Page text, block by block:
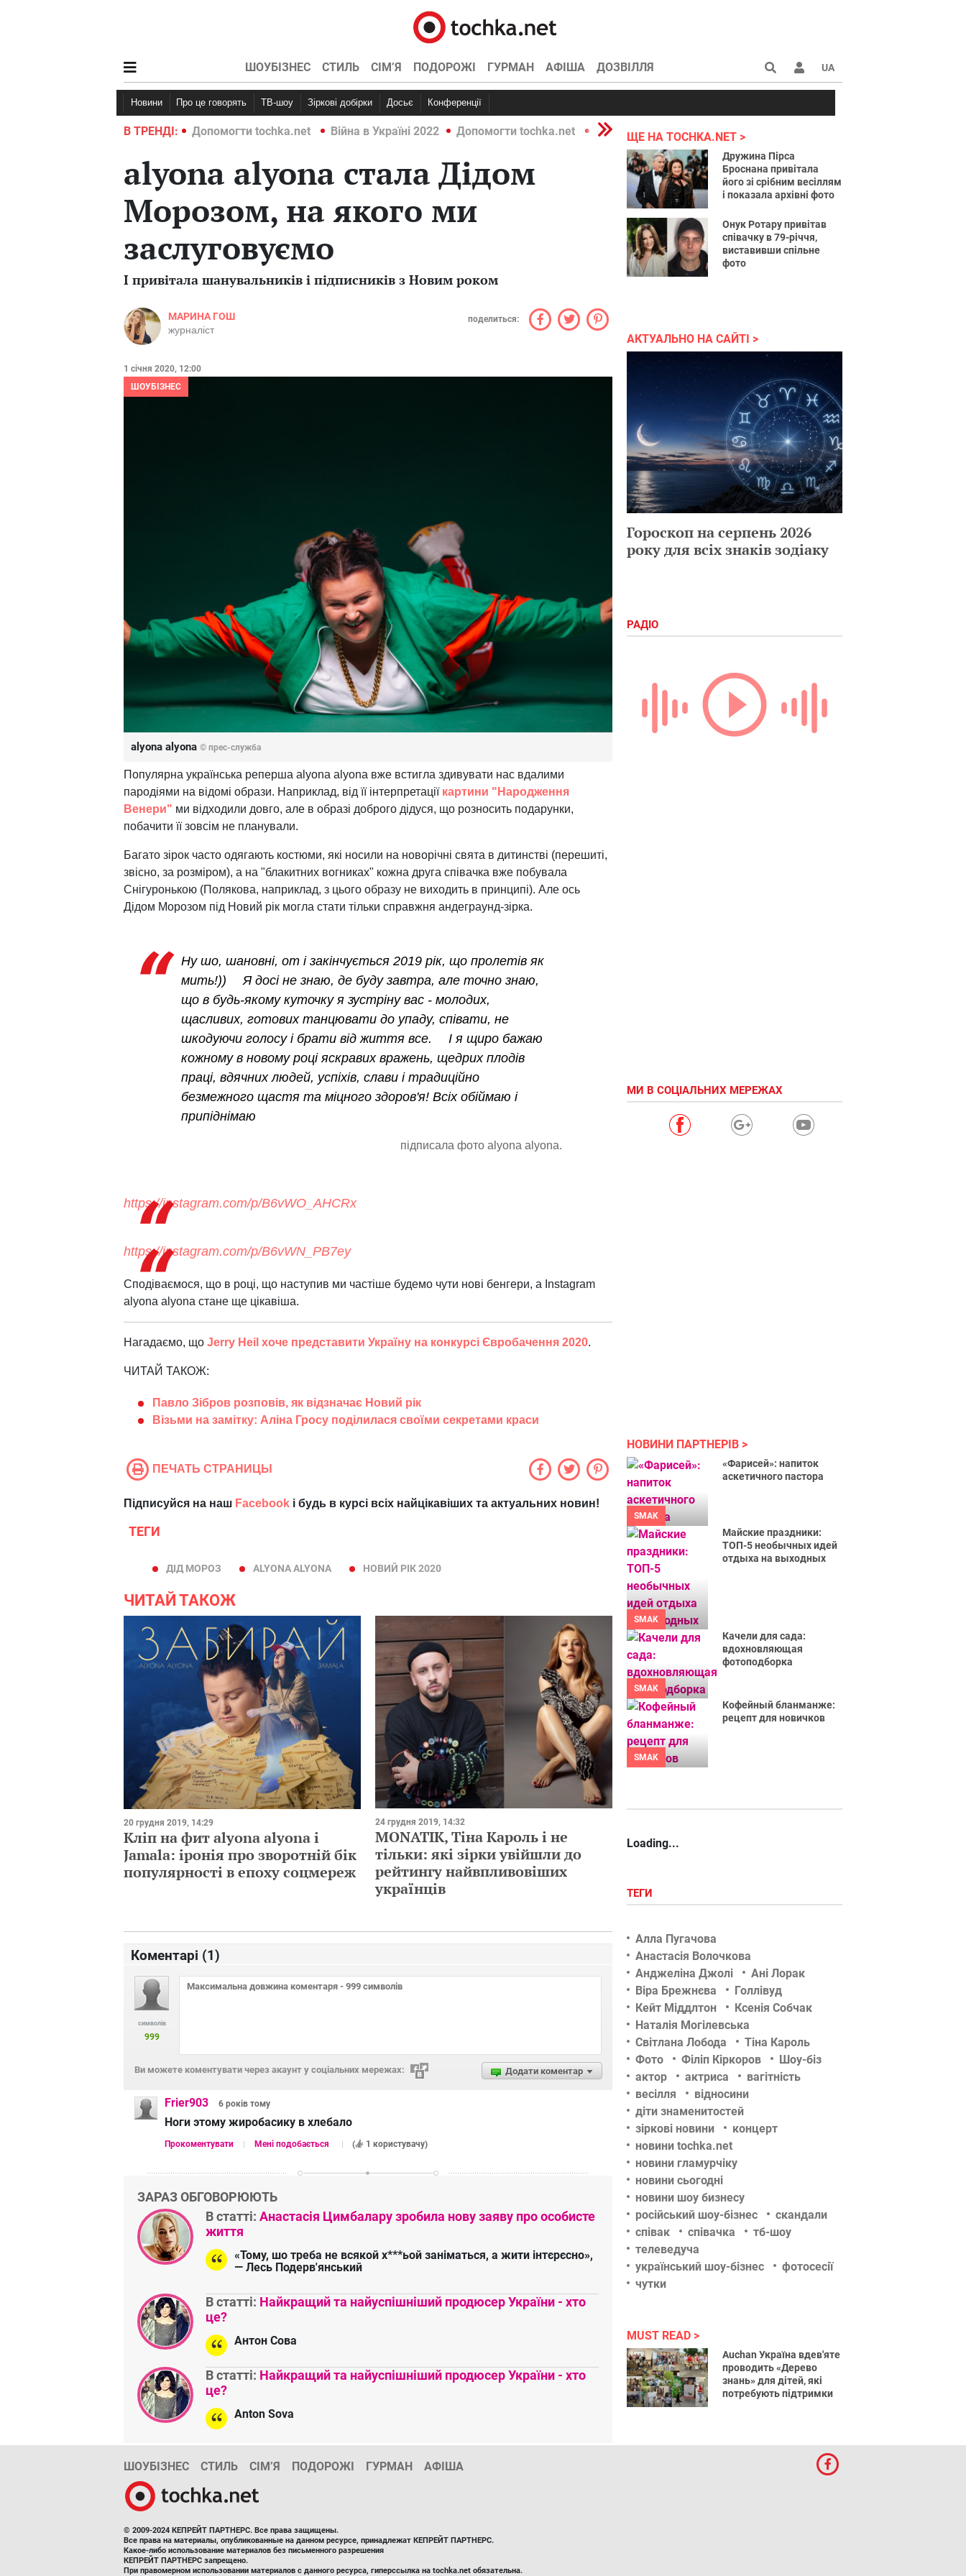
ШОУБІЗНЕС СТИЛЬ СІМ’Я ПОДОРОЖІ ГУРМАН АФІША ДОЗВІЛЛЯ UA
Новини Про це говорять ТВ-шоу Зіркові добірки Досьє Конференції
В ТРЕНДІ:
Війна в Україні 2022 Допомогти tochka.net Війна в Україні 2022 Допомогти tochka.net Війна в Україні 2022
alyona alyona стала Дідом
Морозом, на якого ми
заслуговуємо
І привітала шанувальників і підписників з Новим роком
МАРИНА ГОШ
журналіст
поделиться:
1 січня 2020, 12:00
ШОУБІЗНЕС
alyona alyona © прес-служба
Популярна українська реперша alyona alyona вже встигла здивувати нас вдалими
пародіями на відомі образи. Наприклад, від її інтерпретації картини "Народження
Венери" ми відходили довго, але в образі доброго дідуся, що розносить подарунки,
побачити її зовсім не планували.
Багато зірок часто одягають костюми, які носили на новорічні свята в дитинстві (перешиті,
звісно, за розміром), а на "блакитних вогниках" кожна друга співачка вже побувала
Снігуронькою (Полякова, наприклад, з цього образу не виходить в принципі). Але ось
Дідом Морозом під Новий рік могла стати тільки справжня андеграунд-зірка.
Ну шо, шановні, от і закiнчується 2019 рiк, що пролетiв як
мить!)) ⠀ Я досi не знаю, де буду завтра, але точно знаю,
що в будь-якому куточку я зустрiну вас - молодих,
щасливих, готових танцювати до упаду, спiвати, не
шкодуючи голосу і брати вiд життя все. ⠀ I я щиро бажаю
кожному в новому році яскравих вражень, щедрих плодiв
працi, вдячних людей, успiхiв, слави i традицiйно
безмежного щастя та мiцного здоров'я! Всiх обiймаю і
припіднімаю
підписала фото alyona alyona.
https://instagram.com/p/B6vWO_AHCRx
https://instagram.com/p/B6vWN_PB7ey
Сподіваємося, що в році, що наступив ми частіше будемо чути нові бенгери, а Instagram
alyona alyona стане ще цікавіша.
Нагадаємо, що Jerry Heil хоче представити Україну на конкурсі Євробачення 2020.
ЧИТАЙ ТАКОЖ:
Павло Зібров розповів, як відзначає Новий рік
Візьми на замітку: Аліна Гросу поділилася своїми секретами краси
ПЕЧАТЬ СТРАНИЦЫ
Підписуйся на наш Facebook і будь в курсі всіх найцікавіших та актуальних новин!
ТЕГИ
ДІД МОРОЗ ALYONA ALYONA НОВИЙ РІК 2020
ЧИТАЙ ТАКОЖ
20 грудня 2019, 14:29
Кліп на фит alyona alyona і
Jamala: іронія про зворотній бік
популярності в епоху соцмереж
24 грудня 2019, 14:32
MONATIK, Тіна Кароль і не
тільки: які зірки увійшли до
рейтингу найвпливовіших
українців
Коментарі (1)
символів
999
Додати коментар
Ви можете коментувати через акаунт у соціальних мережах:
Frier903 6 років тому
Ноги этому жиробасику в хлебало
Прокоментувати Мені подобається ( 1 користувачу)
ЗАРАЗ ОБГОВОРЮЮТЬ
В статті: Анастасія Цимбалару зробила нову заяву про особисте
життя
«Тому, шо треба не всякой х***ьой заніматься, а жити інтєрєсно»,
— Лесь Подерв'янський
В статті: Найкращий та найуспішніший продюсер України - хто
це?
Антон Сова
В статті: Найкращий та найуспішніший продюсер України - хто
це?
Anton Sova
ЩЕ НА TOCHKA.NET
Дружина Пірса
Броснана привітала
його зі срібним весіллям
і показала архівні фото
Онук Ротару привітав
співачку в 79-річчя,
виставивши спільне
фото
АКТУАЛЬНО НА САЙТІ
Гороскоп на серпень 2026
року для всіх знаків зодіаку
РАДІО
МИ В СОЦІАЛЬНИХ МЕРЕЖАХ
НОВИНИ ПАРТНЕРІВ
SMAK
«Фарисей»: напиток
аскетичного пастора
SMAK
Майские праздники:
ТОП-5 необычных идей
отдыха на выходных
SMAK
Качели для сада:
вдохновляющая
фотоподборка
SMAK
Кофейный бланманже:
рецепт для новичков
Loading...
ТЕГИ
Алла Пугачова
Анастасія Волочкова
Анджеліна Джолі
Ані Лорак
Віра Брежнєва
Голлівуд
Кейт Міддлтон
Ксенія Собчак
Наталія Могілевська
Світлана Лобода
Тіна Кароль
Фото
Філіп Кіркоров
Шоу-біз
актор
актриса
вагітність
весілля
відносини
діти знаменитостей
зіркові новини
концерт
новини tochka.net
новини гламурчіку
новини сьогодні
новини шоу бизнесу
російський шоу-бізнес
скандали
співак
співачка
тб-шоу
телеведуча
український шоу-бізнес
фотосесії
чутки
MUST READ
Auchan Україна вдев'яте
проводить «Дерево
знань» для дітей, які
потребують підтримки
ШОУБІЗНЕС СТИЛЬ СІМ’Я ПОДОРОЖІ ГУРМАН АФІША
© 2009-2024 КЕПРЕЙТ ПАРТНЕРС. Все права защищены.
Все права на материалы, опубликованные на данном ресурсе, принадлежат КЕПРЕЙТ ПАРТНЕРС.
Какое-либо использование материалов без письменного разрешения
КЕПРЕЙТ ПАРТНЕРС запрещено.
При правомерном использовании материалов с данного ресурса, гиперссылка на tochka.net обязательна.